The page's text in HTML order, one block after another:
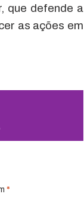
que defende a
as ações em
*